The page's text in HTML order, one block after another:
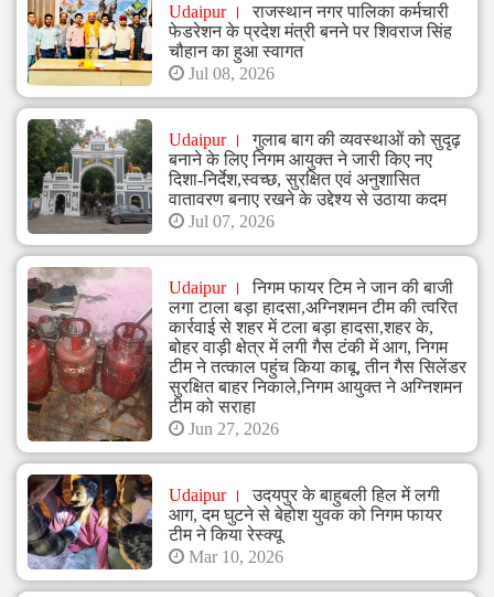
Udaipur
राजस्थान नगर पालिका कर्मचारी
फेडरेशन के प्रदेश मंत्री बनने पर शिवराज सिंह
चौहान का हुआ स्वागत
Jul 08, 2026
Udaipur
गुलाब बाग की व्यवस्थाओं को सुदृढ़
बनाने के लिए निगम आयुक्त ने जारी किए नए
दिशा-निर्देश,स्वच्छ, सुरक्षित एवं अनुशासित
वातावरण बनाए रखने के उद्देश्य से उठाया कदम
Jul 07, 2026
Udaipur
निगम फायर टिम ने जान की बाजी
लगा टाला बड़ा हादसा,अग्निशमन टीम की त्वरित
कार्रवाई से शहर में टला बड़ा हादसा,शहर के,
बोहर वाड़ी क्षेत्र में लगी गैस टंकी में आग, निगम
टीम ने तत्काल पहुंच किया काबू, तीन गैस सिलेंडर
सुरक्षित बाहर निकाले,निगम आयुक्त ने अग्निशमन
टीम को सराहा
Jun 27, 2026
Udaipur
उदयपुर के बाहुबली हिल में लगी
आग, दम घुटने से बेहोश युवक को निगम फायर
टीम ने किया रेस्क्यू
Mar 10, 2026